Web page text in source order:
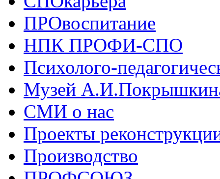
ПРОвоспитание
НПК ПРОФИ-СПО
Психолого-
Музей
СМИ о нас
Проекты
Производство